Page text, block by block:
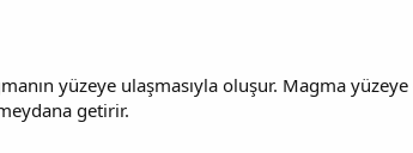
yüzeye ulaşmasıyla oluşur. Magma yüzeye
getirir.